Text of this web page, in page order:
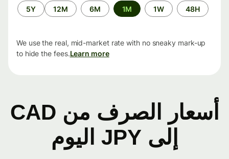
الفترة
الزمنية
48H
1W
1M
6M
12M
5Y
We use the real, mid-market rate with no sneaky mark-up
to hide the fees.Learn more
أسعار الصرف من CAD
إلى JPY اليوم